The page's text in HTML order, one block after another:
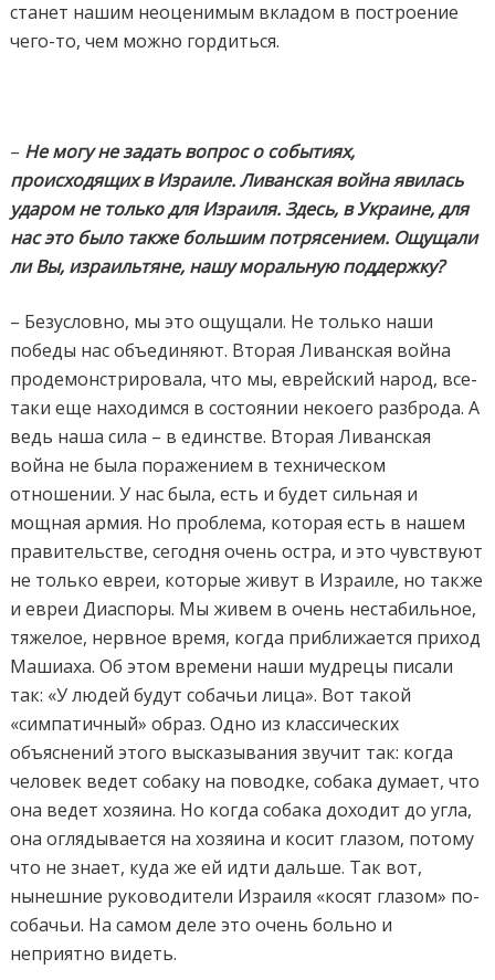
станет нашим неоценимым вкладом в построение
чего-то, чем можно гордиться.
– Не могу не задать вопрос о событиях,
происходящих в Израиле. Ливанская войнаявилась
ударом не только для Израиля. Здесь, в Украине, для
нас это было также большим потрясением. Ощущали
ли Вы, израильтяне, нашу моральную поддержку?
– Безусловно, мы это ощущали. Не только наши
победы нас объединяют. Вторая Ливанская война
продемонстрировала, что мы, еврейский народ, все-
таки еще находимся в состоянии некоего разброда. А
ведь наша сила – в единстве. Вторая Ливанская
война не была поражением в техническом
отношении. У нас была, есть и будет сильная и
мощная армия. Но проблема, которая есть в нашем
правительстве, сегодня очень остра, и это чувствуют
не только евреи, которые живут в Израиле, но также
и евреи Диаспоры. Мы живем в очень нестабильное,
тяжелое, нервное время, когда приближается приход
Машиаха. Об этом времени наши мудрецы писали
так: «У людей будут собачьи лица». Вот такой
«симпатичный» образ. Одно из классических
объяснений этого высказывания звучит так: когда
человек ведет собаку на поводке, собака думает, что
она ведет хозяина. Но когда собака доходит до угла,
она оглядывается на хозяина и косит глазом, потому
что не знает, куда же ей идти дальше. Так вот,
нынешние руководители Израиля «косят глазом» по-
собачьи. На самом деле это очень больно и
неприятно видеть.